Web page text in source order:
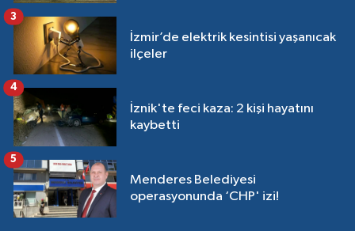
İzmir’de elektrik kesintisi yaşanıcak
ilçeler
3
İznik'te feci kaza: 2 kişi hayatını
kaybetti
4
Menderes Belediyesi
operasyonunda ‘CHP' izi!
5